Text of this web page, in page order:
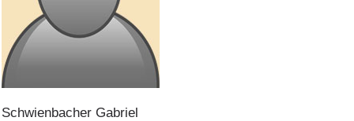
Schwienbacher Gabriel